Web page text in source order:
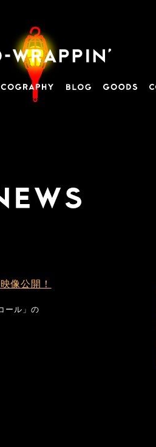
像公開！
ール」の